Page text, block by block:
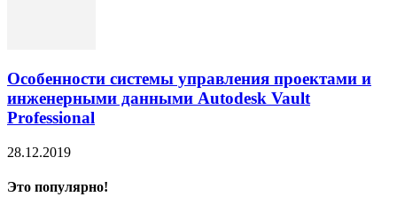
Особенности системы управления проектами и
инженерными данными Autodesk Vault
Professional
28.12.2019
Это популярно!